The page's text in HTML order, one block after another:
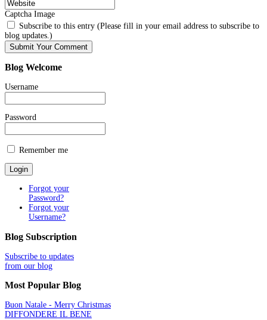
Captcha Image
Subscribe to this entry (Please fill in your email address to subscribe to
blog updates.)
Blog Welcome
Username
Password
Remember me
Forgot your
Password?
Forgot your
Username?
Blog Subscription
Subscribe to updates
from our blog
MostPopular Blog
Buon Natale - Merry Christmas
DIFFONDERE IL BENE